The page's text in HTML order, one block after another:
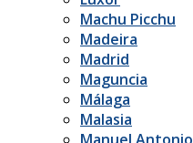
Machu Picchu
Madeira
Madrid
Maguncia
Málaga
Malasia
Manuel Antonio